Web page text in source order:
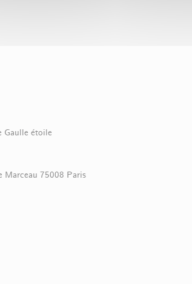
Gaulle étoile
Marceau 75008 Paris